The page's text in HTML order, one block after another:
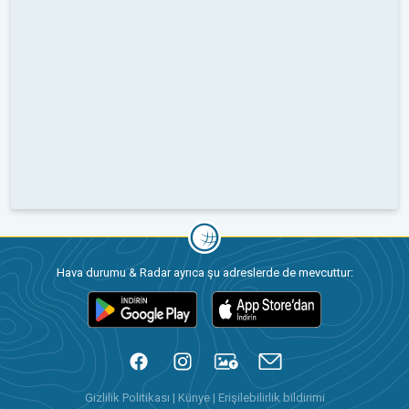
Hava durumu & Radar ayrıca şu adreslerde de mevcuttur:
Gizlilik Politikası | Künye | Erişilebilirlik bildirimi